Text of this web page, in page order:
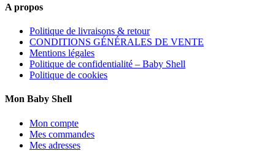
A propos
Politique de livraisons & retour
CONDITIONS GÉNÉRALES DE VENTE
Mentions légales
Politique de confidentialité – Baby Shell
Politique de cookies
Mon Baby Shell
Mon compte
Mes commandes
Mes adresses